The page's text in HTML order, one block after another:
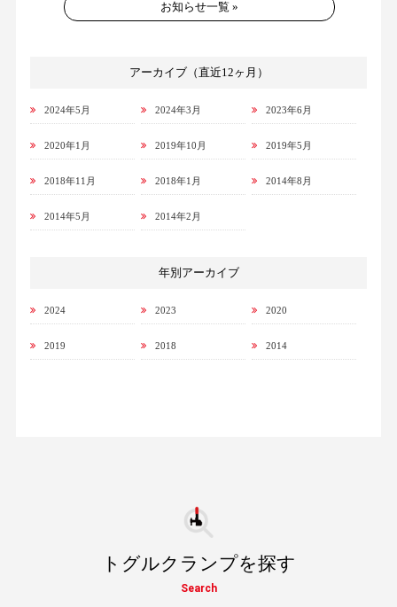
お知らせ一覧 »
アーカイブ（直近12ヶ月）
2024年5月 2024年3月 2023年6月
2020年1月 2019年10月 2019年5月
2018年11月 2018年1月 2014年8月
2014年5月 2014年2月
年別アーカイブ
2024 2023 2020
2019 2018 2014
トグルクランプを探す
Search